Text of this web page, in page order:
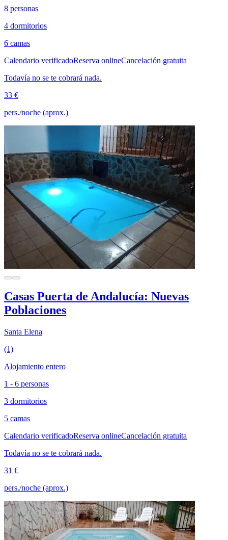
8 personas
4 dormitorios
6 camas
Calendario verificadoReserva onlineCancelación gratuita
Todavía no se te cobrará nada.
33 €
pers./noche (aprox.)
Casas Puerta de Andalucía: Nuevas
Poblaciones
Santa Elena
(1)
Alojamiento entero
1 - 6 personas
3 dormitorios
5 camas
Calendario verificadoReserva onlineCancelación gratuita
Todavía no se te cobrará nada.
31 €
pers./noche (aprox.)